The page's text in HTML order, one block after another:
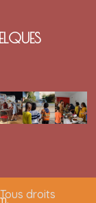
droits
.